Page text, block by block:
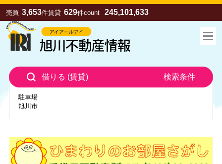
売買 3,653件賃貸 629件count 245,101,633
借りる (賃貸) 検索条件
駐車場
旭川市